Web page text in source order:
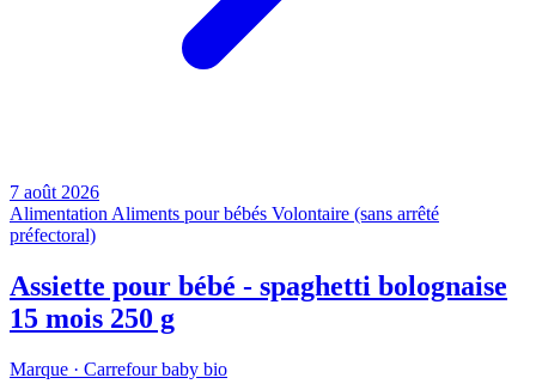
7 août 2026
Alimentation Aliments pour bébés Volontaire (sans arrêté
préfectoral)
Assiette pour bébé - spaghetti bolognaise
15 mois 250 g
Marque · Carrefour baby bio